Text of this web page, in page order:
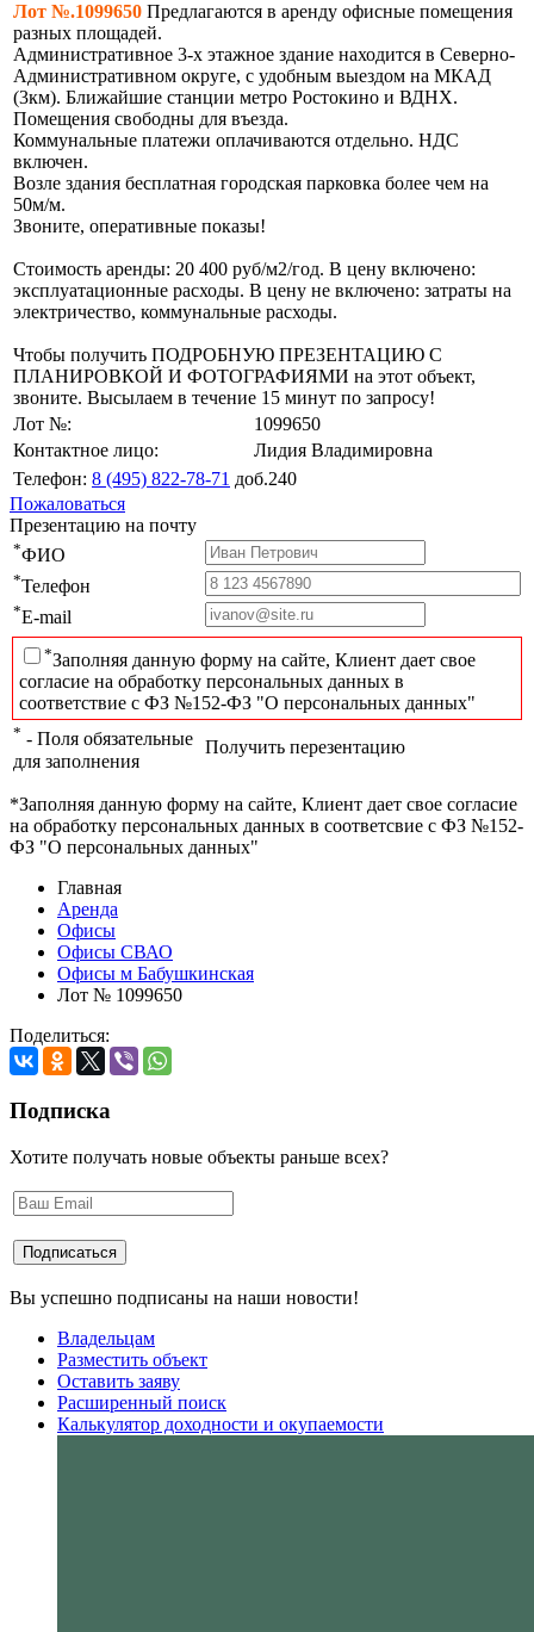
Лот №.1099650 Предлагаются в аренду офисные помещения
разных площадей.
Административное 3-х этажное здание находится в Северно-
Административном округе, с удобным выездом на МКАД
(3км). Ближайшие станции метро Ростокино и ВДНХ.
Помещения свободны для въезда.
Коммунальные платежи оплачиваются отдельно. НДС
включен.
Возле здания бесплатная городская парковка более чем на
50м/м.
Звоните, оперативные показы!
Стоимость аренды: 20 400 руб/м2/год. В цену включено:
эксплуатационные расходы. В цену не включено: затраты на
электричество, коммунальные расходы.
Чтобы получить ПОДРОБНУЮ ПРЕЗЕНТАЦИЮ С
ПЛАНИРОВКОЙ И ФОТОГРАФИЯМИ на этот объект,
звоните. Высылаем в течение 15 минут по запросу!
Лот №:
1099650
Контактное лицо:
Лидия Владимировна
Телефон: 8 (495) 822-78-71 доб.240
Пожаловаться
Презентацию на почту
*ФИО
*Телефон
*E-mail
*Заполняя данную форму на сайте, Клиент дает свое
согласие на обработку персональных данных в
соответствие с ФЗ №152-ФЗ "О персональных данных"
* - Поля обязательные
для заполнения
Получить перезентацию
*Заполняя данную форму на сайте, Клиент дает свое согласие
на обработку персональных данных в соответсвие с ФЗ №152-
ФЗ "О персональных данных"
Главная
Аренда
Офисы
Офисы СВАО
Офисы м Бабушкинская
Лот № 1099650
Поделиться:
Подписка
Хотите получать новые объекты раньше всех?
Вы успешно подписаны на наши новости!
Владельцам
Разместить объект
Оставить заяву
Расширенный поиск
Калькулятор доходности и окупаемости